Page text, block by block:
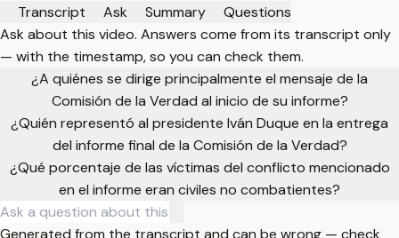
Transcript
Ask Summary
Questions
Ask about this video. Answers come from its transcript only
— with the timestamp, so you can check them.
¿A quiénes se dirige principalmente el mensaje de la
Comisión de la Verdad al inicio de su informe?
¿Quién representó al presidente Iván Duque en la entrega
del informe final de la Comisión de la Verdad?
¿Qué porcentaje de las víctimas del conflicto mencionado
en el informe eran civiles no combatientes?
Generated from the transcript and can be wrong — check